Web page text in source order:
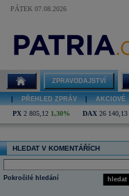
PÁTEK 07.08.2026
ZPRAVODAJSTVÍ
PŘEHLED ZPRÁV AKCIOVÉ
PX 2 805,12 1,30% DAX 26 140,13
HLEDAT V KOMENTÁŘÍCH
hledat
Pokročilé hledání